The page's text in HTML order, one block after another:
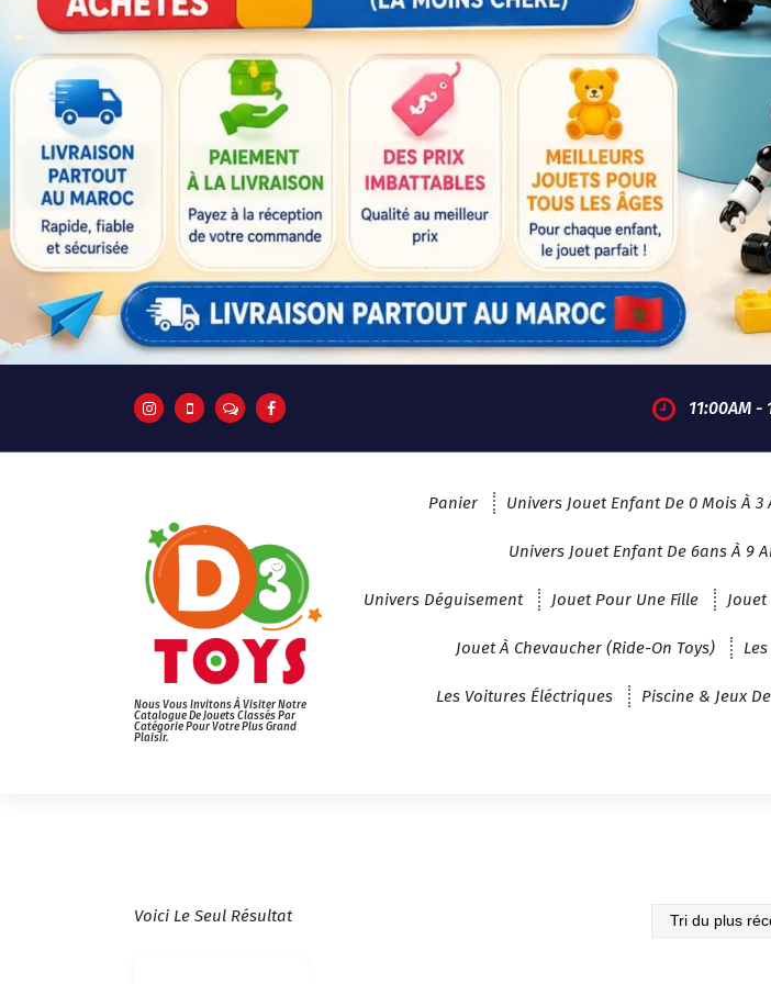
11:00AM -
Nous Vous Invitons À Visiter Notre
Catalogue De Jouets Classés Par
Catégorie Pour Votre Plus Grand
Plaisir.
Panier Univers Jouet Enfant De 0 Mois À 3
Univers Jouet Enfant De 6ans À 9
Univers Déguisement Jouet Pour Une Fille
Jouet À Chevaucher (Ride-On Toys)
Les Voitures Éléctriques Piscine & Jeux
Voici Le Seul Résultat